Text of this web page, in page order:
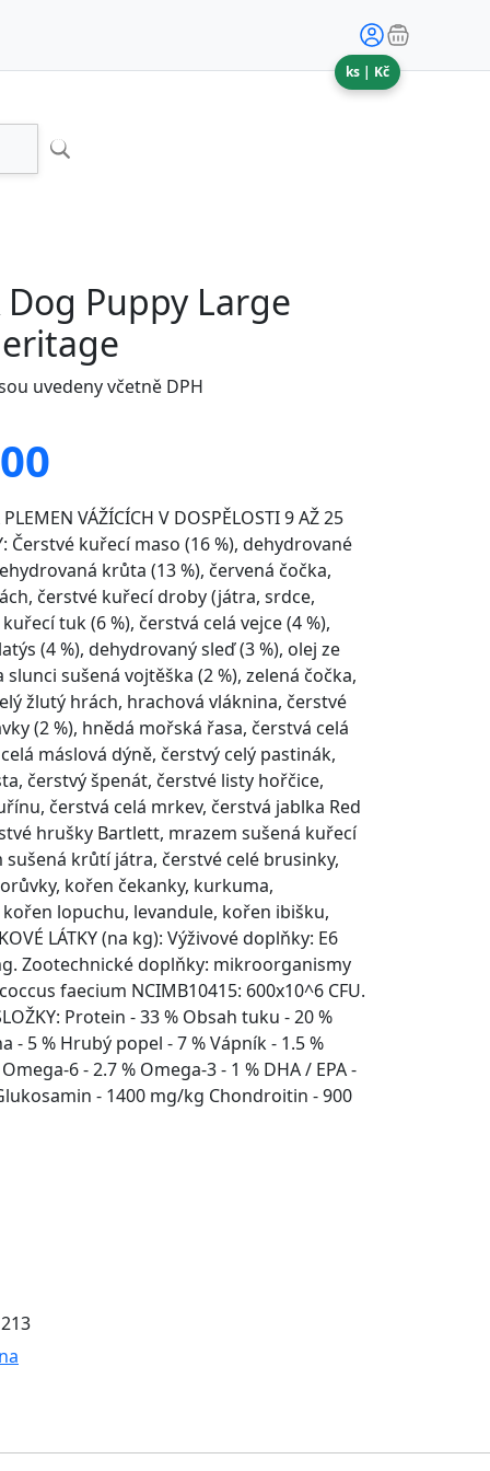
ks | Kč
Dog Puppy Large
uvedeny včetně DPH
PLEMEN VÁŽÍCÍCH V DOSPĚLOSTI 9 AŽ 25
Čerstvé kuřecí maso (16 %), dehydrované
krůta (13 %), červená čočka,
čerstvé kuřecí droby (játra, srdce,
tuk (6 %), čerstvá celá vejce (4 %),
(4 %), dehydrovaný sleď (3 %), olej ze
slunci sušená vojtěška (2 %), zelená čočka,
žlutý hrách, hrachová vláknina, čerstvé
(2 %), hnědá mořská řasa, čerstvá celá
máslová dýně, čerstvý celý pastinák,
čerstvý špenát, čerstvé listy hořčice,
čerstvá celá mrkev, čerstvá jablka Red
hrušky Bartlett, mrazem sušená kuřecí
krůtí játra, čerstvé celé brusinky,
kořen čekanky, kurkuma,
lopuchu, levandule, kořen ibišku,
LÁTKY (na kg): Výživové doplňky: E6
Zootechnické doplňky: mikroorganismy
faecium NCIMB10415: 600x10^6 CFU.
Protein - 33 % Obsah tuku - 20 %
- 5 % Hrubý popel - 7 % Vápník - 1.5 %
6 - 2.7 % Omega-3 - 1 % DHA / EPA -
- 1400 mg/kg Chondroitin - 900